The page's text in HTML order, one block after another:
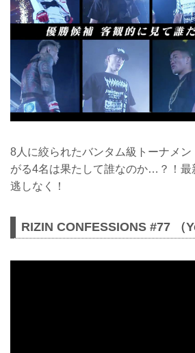
8人に絞られたバンタム級トーナメン
がる4名は果たして誰なのか…？！最
逃しなく！
RIZIN CONFESSIONS #77 （